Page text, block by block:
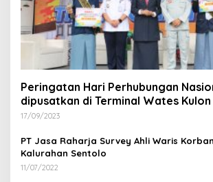
Peringatan Hari Perhubungan
dipusatkan di Terminal Wates
17/09/2023
PT Jasa Raharja Survey Ahli Waris
Kalurahan Sentolo
11/07/2022